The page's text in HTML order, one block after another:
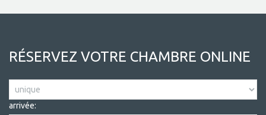
RÉSERVEZ VOTRE CHAMBRE ONLINE
arrivée: